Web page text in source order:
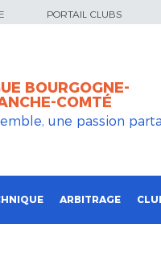
PORTAIL CLUBS
BOURGOGNE-
COMTÉ
une passion
ARBITRAGE